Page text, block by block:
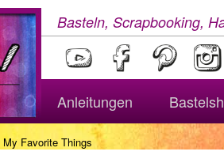
Basteln, Scrapbooking,
Anleitungen
Favorite Things